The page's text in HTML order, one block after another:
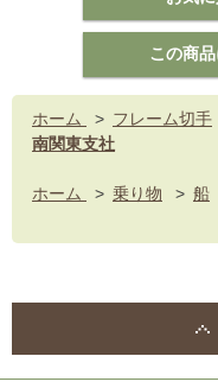
ホーム > フレーム切手
南関東支社
ホーム > 乗り物 > 船